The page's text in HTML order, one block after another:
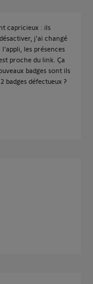
capricieux : ils
j'ai changé
les présences
proche du link. Ça
badges sont ils
badges défectueux ?